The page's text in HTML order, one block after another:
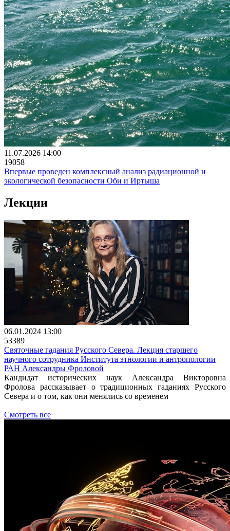
11.07.2026 14:00
19058
Впервые проведен комплексный анализ радиационной и
экологической безопасности Оби и Иртыша
Лекции
06.01.2024 13:00
53389
Святочные гадания Русского Севера. Лекция старшего
научного сотрудника Института этнологии и антропологии
РАН Александры Фроловой
Кандидат исторических наук Александра Викторовна
Фролова рассказывает о традиционных гаданиях Русского
Севера и о том, как они менялись со временем
Смотреть все